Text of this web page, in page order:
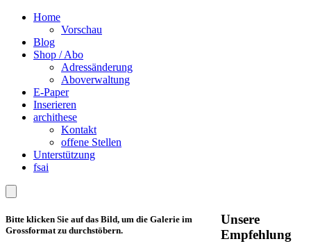
Home
Vorschau
Blog
Shop / Abo
Adressänderung
Aboverwaltung
E-Paper
Inserieren
archithese
Kontakt
offene Stellen
Unterstützung
fsai
Bitte klicken Sie auf das Bild, um die Galerie im
Grossformat zu durchstöbern.
Unsere
Empfehlung